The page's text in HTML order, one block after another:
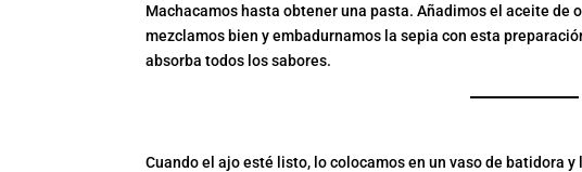
Machacamos hasta obtener una pasta. Añadimos el aceite de
mezclamos bien y embadurnamos la sepia con esta
absorba todos los sabores.
Cuando el ajo esté listo, lo colocamos en un vaso de batidora